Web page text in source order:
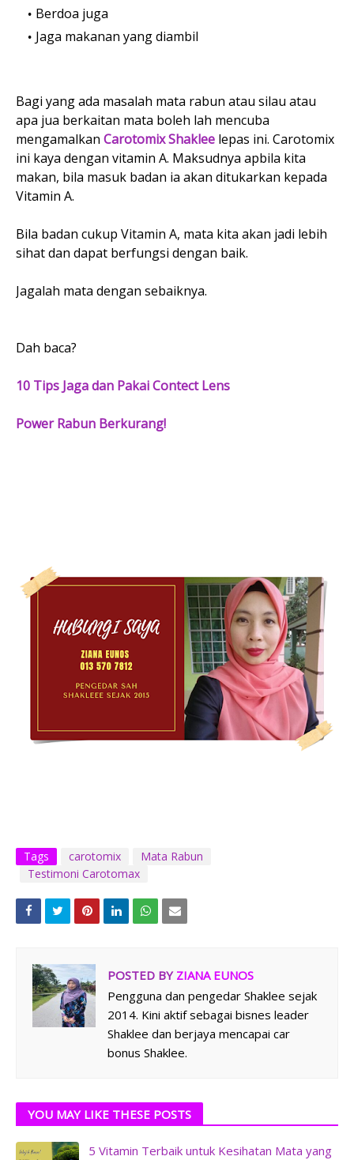
Berdoa juga
Jaga makanan yang diambil
Bagi yang ada masalah mata rabun atau silau atau
apa jua berkaitan mata boleh lah mencuba
mengamalkan Carotomix Shaklee lepas ini. Carotomix
ini kaya dengan vitamin A. Maksudnya apbila kita
makan, bila masuk badan ia akan ditukarkan kepada
Vitamin A.
Bila badan cukup Vitamin A, mata kita akan jadi lebih
sihat dan dapat berfungsi dengan baik.
Jagalah mata dengan sebaiknya.
Dah baca?
10 Tips Jaga dan Pakai Contect Lens
Power Rabun Berkurang!
Tags carotomix
Mata Rabun
Testimoni Carotomax
POSTED BYZIANA EUNOS
Pengguna dan pengedar Shaklee sejak
2014. Kini aktif sebagai bisnes leader
Shaklee dan berjaya mencapai car
bonus Shaklee.
YOU MAY LIKE THESE POSTS
5 Vitamin Terbaik untuk Kesihatan Mata yang